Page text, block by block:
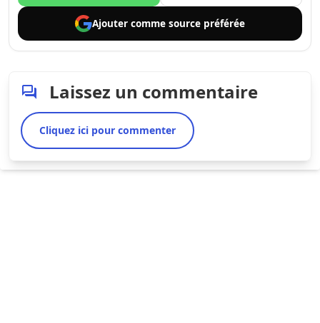
Ajouter comme source préférée
Laissez un commentaire
Cliquez ici pour commenter